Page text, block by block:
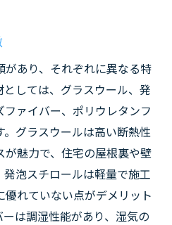
タイミングを見極める
計画と実行ステップ
上させる方法
するための施工方法
のメンテナンス
使われる最新の断熱材と
あり、それぞれに異なる特
しては、グラスウール、発
ァイバー、ポリウレタンフ
。グラスウールは高い断熱性
魅力で、住宅の屋根裏や壁
泡スチロールは軽量で施工
れていない点がデメリット
は調湿性能があり、湿気の